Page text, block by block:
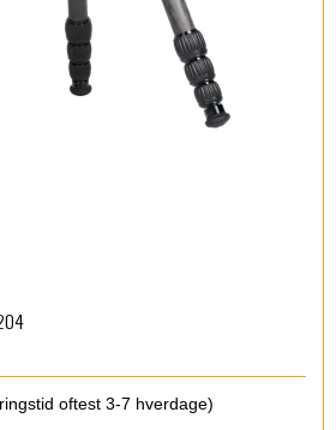
oftest 3-7 hverdage)